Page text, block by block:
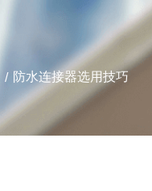
/ 防水连接器选用技巧